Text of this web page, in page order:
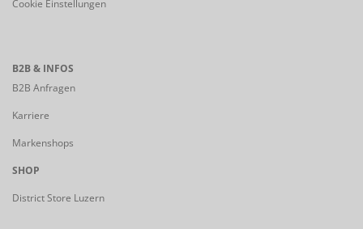
Cookie Einstellungen
B2B & INFOS
B2B Anfragen
Karriere
Markenshops
SHOP
District Store Luzern